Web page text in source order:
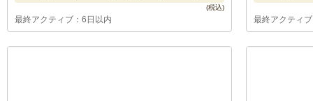
最終アクティブ：6日以内 最終アクティ